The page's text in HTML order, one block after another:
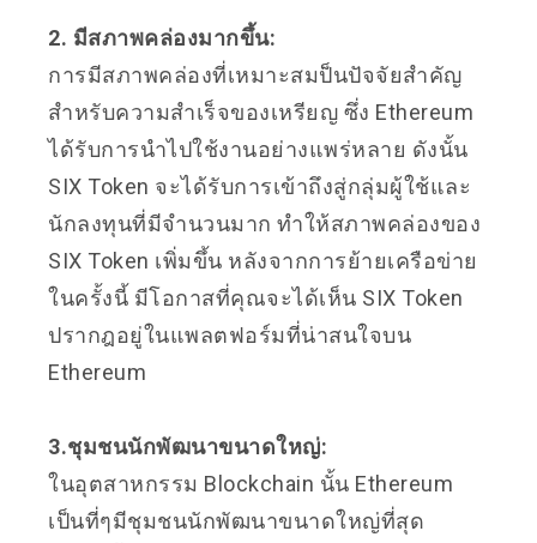
2. มีสภาพคล่องมากขึ้น:
การมีสภาพคล่องที่เหมาะสมป็นปัจจัยสำคัญ
สำหรับความสำเร็จของเหรียญ ซึ่ง Ethereum
ได้รับการนำไปใช้งานอย่างแพร่หลาย ดังนั้น
SIX Token จะได้รับการเข้าถึงสู่กลุ่มผู้ใช้และ
นักลงทุนที่มีจำนวนมาก ทำให้สภาพคล่องของ
SIX Token เพิ่มขึ้น หลังจากการย้ายเครือข่าย
ในครั้งนี้ มีโอกาสที่คุณจะได้เห็น SIX Token
ปรากฎอยู่ในแพลตฟอร์มที่น่าสนใจบน
Ethereum
3.ชุมชนนักพัฒนาขนาดใหญ่:
ในอุตสาหกรรม Blockchain นั้น Ethereum
เป็นที่ๆมีชุมชนนักพัฒนาขนาดใหญ่ที่สุด